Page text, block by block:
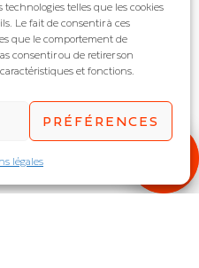
telles que les cookies
Le fait de consentir à ces
que le comportement de
consentir ou de retirer son
et fonctions.
PRÉFÉRENCES
légales